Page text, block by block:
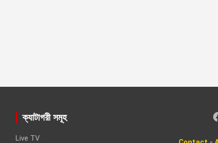
ক্যাটাগরী সমূহ
Live TV